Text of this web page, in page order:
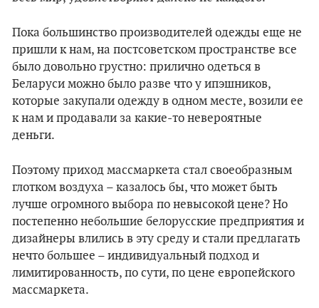
Пока большинство производителей одежды еще не
пришли к нам, на постсоветском пространстве все
было довольно грустно: прилично одеться в
Беларуси можно было разве что у ипэшников,
которые закупали одежду в одном месте, возили ее
к нам и продавали за какие-то невероятные
деньги.
Поэтому приход массмаркета стал своеобразным
глотком воздуха – казалось бы, что может быть
лучше огромного выбора по невысокой цене? Но
постепенно небольшие белорусские предприятия и
дизайнеры влились в эту среду и стали предлагать
нечто большее – индивидуальный подход и
лимитированность, по сути, по цене европейского
массмаркета.